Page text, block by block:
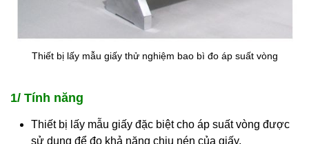
Thiết bị lấy mẫu giấy thử nghiệm bao bì đo áp suất vòng
1/ Tính năng
Thiết bị lấy mẫu giấy đặc biệt cho áp suất vòng được
sử dụng để đo khả năng chịu nén của giấy.